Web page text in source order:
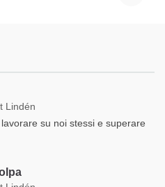
Lindén
su noi stessi e superare